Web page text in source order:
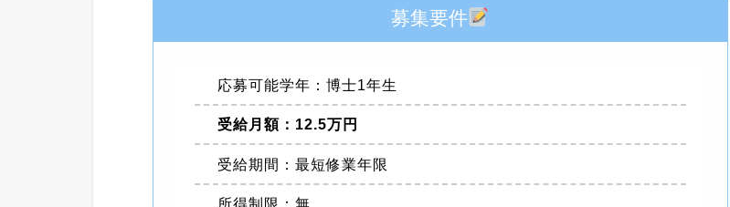
募集要件
応募可能学年：博士1年生
受給月額：12.5万円
受給期間：最短修業年限
所得制限：無